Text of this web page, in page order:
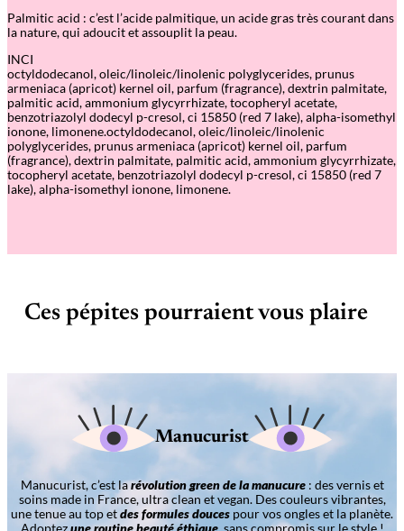
Palmitic acid : c’est l’acide palmitique, un acide gras très courant dans
la nature, qui adoucit et assouplit la peau.
INCI
octyldodecanol, oleic/linoleic/linolenic polyglycerides, prunus
armeniaca (apricot) kernel oil, parfum (fragrance), dextrin palmitate,
palmitic acid, ammonium glycyrrhizate, tocopheryl acetate,
benzotriazolyl dodecyl p-cresol, ci 15850 (red 7 lake), alpha-isomethyl
ionone, limonene.octyldodecanol, oleic/linoleic/linolenic
polyglycerides, prunus armeniaca (apricot) kernel oil, parfum
(fragrance), dextrin palmitate, palmitic acid, ammonium glycyrrhizate,
tocopheryl acetate, benzotriazolyl dodecyl p-cresol, ci 15850 (red 7
lake), alpha-isomethyl ionone, limonene.
Ces pépites pourraient vous plaire
Manucurist
Manucurist, c’est larévolution green de la manucure: des vernis et
soins made in France, ultra clean et vegan. Des couleurs vibrantes,
une tenue au top etdes formules douces pour vos ongles et la planète.